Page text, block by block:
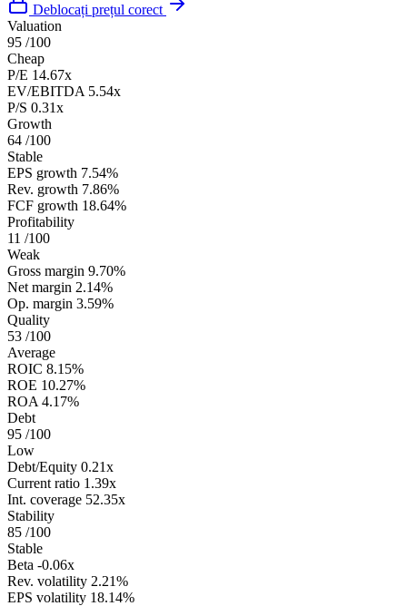
Deblocați prețul corect
Valuation
95 /100
Cheap
P/E 14.67x
EV/EBITDA 5.54x
P/S 0.31x
Growth
64 /100
Stable
EPS growth 7.54%
Rev. growth 7.86%
FCF growth 18.64%
Profitability
11 /100
Weak
Gross margin 9.70%
Net margin 2.14%
Op. margin 3.59%
Quality
53 /100
Average
ROIC 8.15%
ROE 10.27%
ROA 4.17%
Debt
95 /100
Low
Debt/Equity 0.21x
Current ratio 1.39x
Int. coverage 52.35x
Stability
85 /100
Stable
Beta -0.06x
Rev. volatility 2.21%
EPS volatility 18.14%